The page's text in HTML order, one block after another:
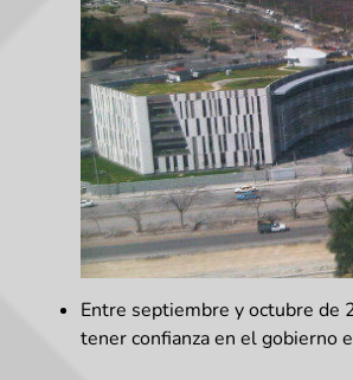
Entre septiembre y octubre de
tener confianza en el gobierno